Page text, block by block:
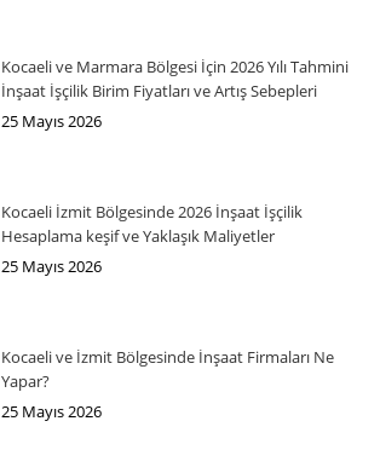
Kocaeli ve Marmara Bölgesi İçin 2026 Yılı Tahmini
İnşaat İşçilik Birim Fiyatları ve Artış Sebepleri
25 Mayıs 2026
Kocaeli İzmit Bölgesinde 2026 İnşaat İşçilik
Hesaplama keşif ve Yaklaşık Maliyetler
25 Mayıs 2026
Kocaeli ve İzmit Bölgesinde İnşaat Firmaları Ne
Yapar?
25 Mayıs 2026